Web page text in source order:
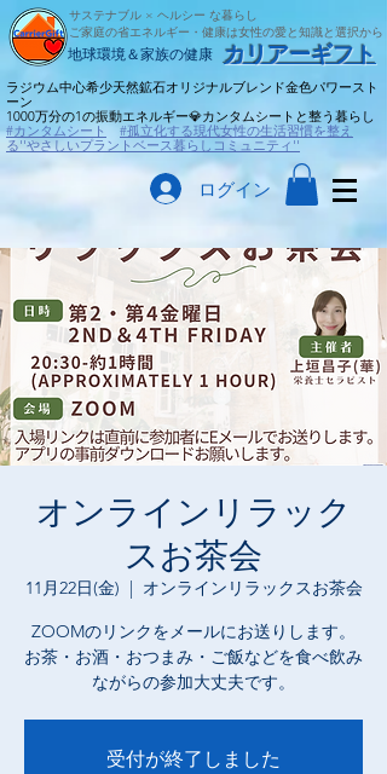
​地球環境＆家族の健康 ​カリアーギフト
サステナブル × ヘルシー な暮らし
ご家庭の省エネルギー・健康は女性の愛と知識と選択から
ラジウム中心希少天然鉱石オリジナルブレンド金色パワースト
ーン
​1000万分の1の振動エネルギー💎カンタムシートと整う暮らし
#カンタムシート
#孤立化する現代女性の生活習慣を整え
る''やさしいプラントベース暮らしコミュニティ''
ログイン
オンラインリラック
スお茶会
11月22日(金)
  |
オンラインリラックスお茶会
ZOOMのリンクをメールにお送りします。
お茶・お酒・おつまみ・ご飯などを食べ飲み
ながらの参加大丈夫です。
受付が終了しました